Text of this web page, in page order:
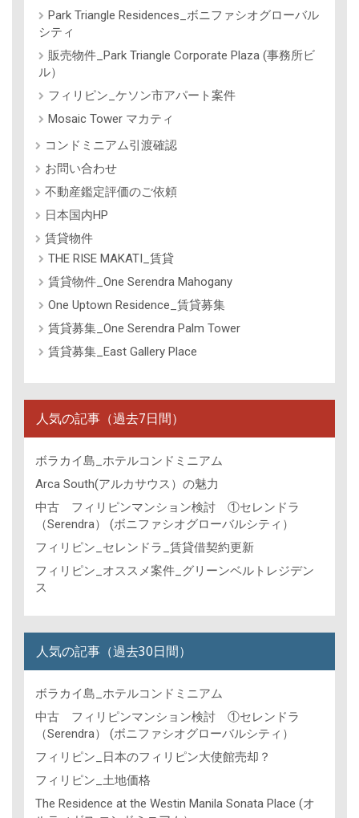
Park Triangle Residences_ボニファシオグローバル
シティ
販売物件_Park Triangle Corporate Plaza (事務所ビ
ル）
フィリピン_ケソン市アパート案件
Mosaic Tower マカティ
コンドミニアム引渡確認
お問い合わせ
不動産鑑定評価のご依頼
日本国内HP
賃貸物件
THE RISE MAKATI_賃貸
賃貸物件_One Serendra Mahogany
One Uptown Residence_賃貸募集
賃貸募集_One Serendra Palm Tower
賃貸募集_East Gallery Place
人気の記事（過去7日間）
ボラカイ島_ホテルコンドミニアム
Arca South(アルカサウス）の魅力
中古 フィリピンマンション検討 ①セレンドラ
（Serendra） (ボニファシオグローバルシティ）
フィリピン_セレンドラ_賃貸借契約更新
フィリピン_オススメ案件_グリーンベルトレジデン
ス
人気の記事（過去30日間）
ボラカイ島_ホテルコンドミニアム
中古 フィリピンマンション検討 ①セレンドラ
（Serendra） (ボニファシオグローバルシティ）
フィリピン_日本のフィリピン大使館売却？
フィリピン_土地価格
The Residence at the Westin Manila Sonata Place (オ